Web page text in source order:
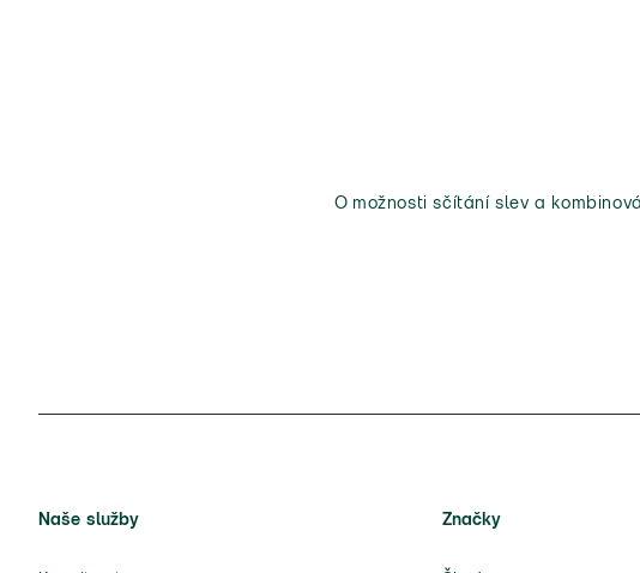
O možnosti sčítání slev a
Naše služby Značky